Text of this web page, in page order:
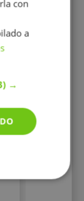
con
a
→